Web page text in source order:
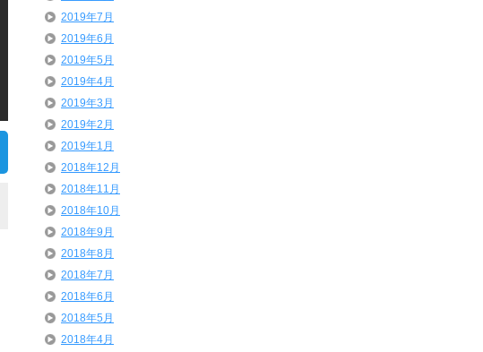
2019年7月
2019年6月
2019年5月
2019年4月
2019年3月
2019年2月
2019年1月
2018年12月
2018年11月
2018年10月
2018年9月
2018年8月
2018年7月
2018年6月
2018年5月
2018年4月